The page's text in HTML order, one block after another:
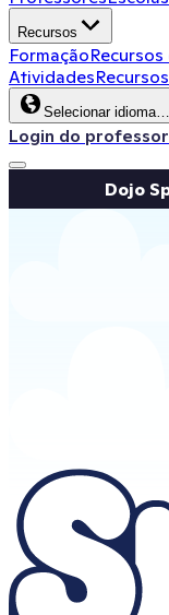
Recursos
Formação
Atividades
Selecionar idioma…
Login do professor
Dojo